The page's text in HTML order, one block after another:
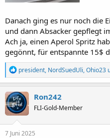
Danach ging es nur noch die
und dann Absacker gepflegt
Ach ja, einen Aperol Spritz
gegönnt, für entspannte 15$
R
e
a
k
t
i
o
n
e
president, NordSuedUli,Ohio23
Ron242
FLI-Gold-Member
7 Juni 2025